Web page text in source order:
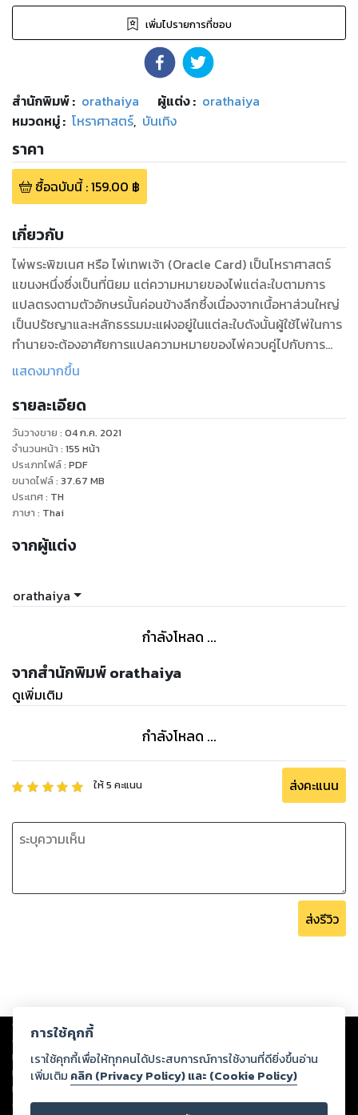
เพิ่มไปรายการที่ชอบ
สำนักพิมพ์: orathaiya ผู้แต่ง : orathaiya
หมวดหมู่: โหราศาสตร์, บันเทิง
ราคา
ซื้อฉบับนี้:159.00 ฿
เกี่ยวกับ
ไพ่พระพิฆเนศ หรือ ไพ่เทพเจ้า (Oracle Card) เป็นโหราศาสตร์
แขนงหนึ่งซึ่งเป็นที่นิยม แต่ความหมายของไพ่แต่ละใบตามการ
แปลตรงตามตัวอักษรนั้นค่อนข้างลึกซึ้งเนื่องจากเนื้อหาส่วนใหญ่
เป็นปรัชญาและหลักธรรมมะแฝงอยู่ในแต่ละใบดังนั้นผู้ใช้ไพ่ในการ
ทำนายจะต้องอาศัยการแปลความหมายของไพ่ควบคู่ไปกับการ
ตีความจากสิ่งที่ปรากฎในภาพของไพ่แต่ละใบซึ่งเป็นสิ่งที่องค์พระ
หนังสือเล่มนี้จึงเป็นการนำเสนอแนวทางการตีความหมายของไพ่
พระพิฆเนศแต่ละใบทั้งหมด จำนวน 50 ใบ จากทัศนะและ
ประสบการณ์ของผู้เขียนเองจากแหล่งต่างๆดังกล่าวข้างต้นและ
อาจถือได้ว่าเป็นคู่มือเล่มแรกที่เกี่ยวข้องกับการตีความไพ่พระ
พิฆเนศ ซึ่งผู้อ่านสามารถนำไปศึกษา และ ประยุกต์ใช้กับ
แสดงมากขึ้น
รายละเอียด
วันวางขาย : 04 ก.ค. 2021
จำนวนหน้า : 155 หน้า
ประเภทไฟล์: PDF
ขนาดไฟล์: 37.67 MB
ประเทศ: TH
ภาษา : Thai
จากผู้แต่ง
orathaiya
กำลังโหลด ...
จากสำนักพิมพ์ orathaiya
ดูเพิ่มเติม
กำลังโหลด ...
ให้5 คะแนน ส่งคะแนน
ส่งรีวิว
Copyright © 2026
ต่อผลงานหรือเนื้อหาใดที่อัปโหลดผ่านเว็บไซต์และปรากฏว่าละเมิดสิทธิใน
ทรัพย์สินทางปัญญาของบุคคลอื่นหรือขัดต่อกฎหมายและศีลธรรม ดังนั้น ผู้อ่าน
ทุกท่านโปรดใช้วิจารณญาณในการกลั่นกรองด้วยตนเอง และหากท่านพบว่าส่วน
หนึ่งส่วนใดขัดต่อกฎหมายและศีลธรรม กรุณาแจ้งมายังบริษัท เพื่อทีมงานจะได้
ดำเนินการในทันที ทั้งนี้ ทางสตอรี่ล็อกขอสงวนลิขสิทธิ์ตามพระราชบัญญัติ
การใช้คุกกี้
เราใช้คุกกี้เพื่อให้ทุกคนได้ประสบการณ์การใช้งานที่ดียิ่งขึ้นอ่าน
เพิ่มเติม คลิก (Privacy Policy) และ (Cookie Policy)